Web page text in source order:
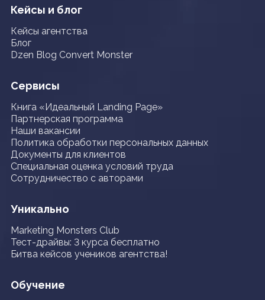
Кейсы и блог
Кейсы агентства
Блог
Dzen Blog Convert Monster
Сервисы
Книга «Идеальный Landing Page»
Партнерская программа
Наши вакансии
Политика обработки персональных данных
Документы для клиентов
Специальная оценка условий труда
Сотрудничество с авторами
Уникально
Marketing Monsters Club
Тест-драйвы: 3 курса бесплатно
Битва кейсов учеников агентства!
Обучение